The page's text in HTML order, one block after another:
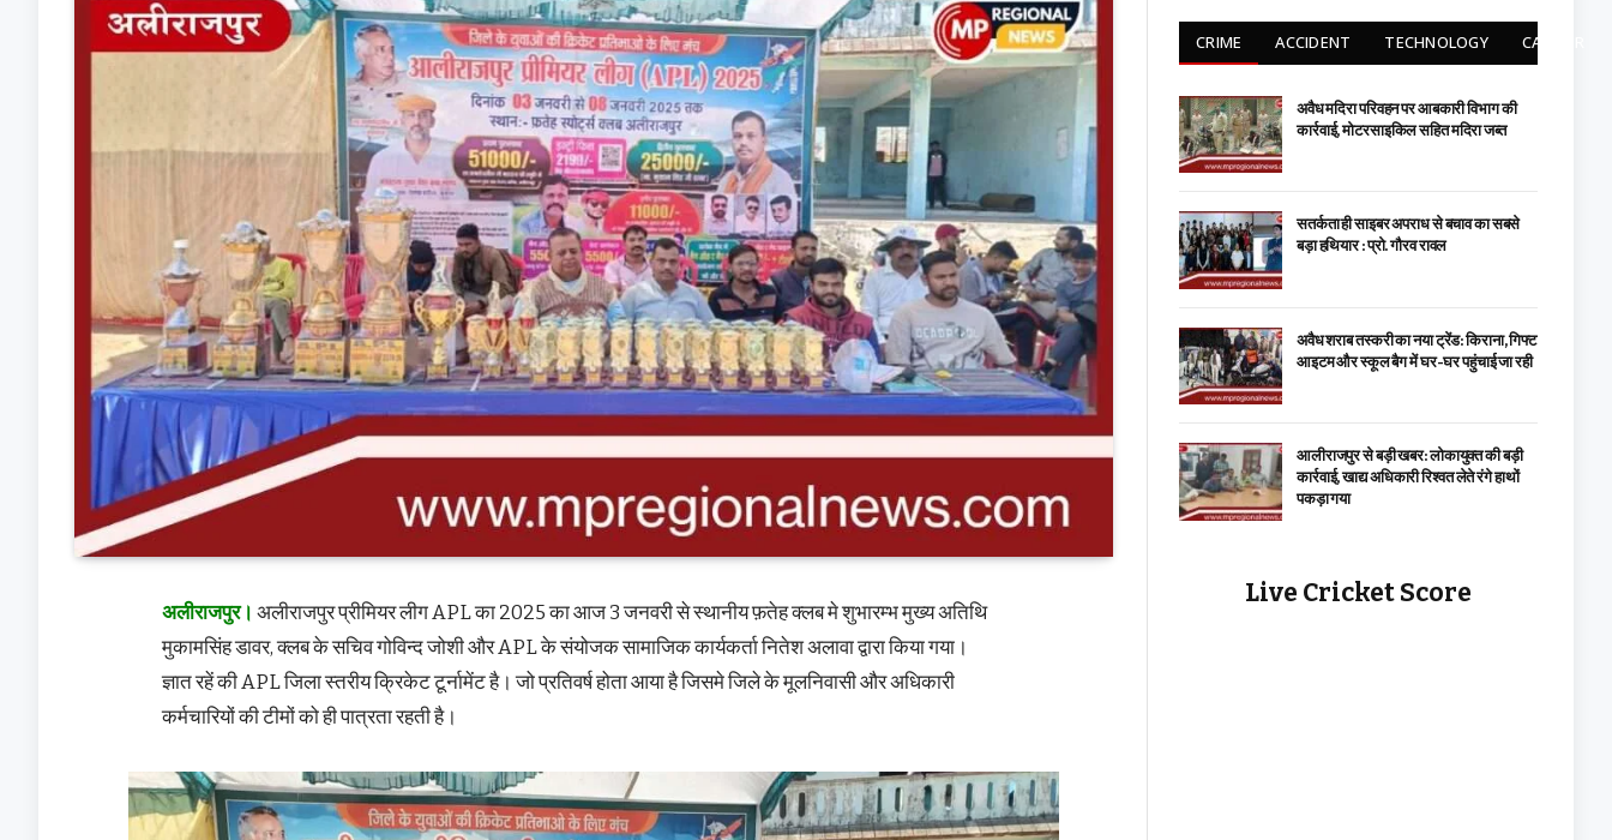
अलीराजपुर। अलीराजपुर प्रीमियर लीग APL का 2025 का आज 3 जनवरी से स्थानीय फ़तेह क्लब मे शुभारम्भ मुख्य अतिथि
मुकामसिंह डावर, क्लब के सचिव गोविन्द जोशी और APL के संयोजक सामाजिक कार्यकर्ता नितेश अलावा द्वारा किया गया।
ज्ञात रहें की APL जिला स्तरीय क्रिकेट टूर्नामेंट है। जो प्रतिवर्ष होता आया है जिसमे जिले के मूलनिवासी और अधिकारी
कर्मचारियों की टीमों को ही पात्रता रहती है।
CRIME ACCIDENT TECHNOLOGY CARRIER
अवैध मदिरा परिवहन पर आबकारी विभाग की
कार्रवाई, मोटरसाइकिल सहित मदिरा जब्त
सतर्कता ही साइबर अपराध से बचाव का सबसे
बड़ा हथियार : प्रो. गौरव रावल
अवैध शराब तस्करी का नया ट्रेंड: किराना, गिफ्ट
आइटम और स्कूल बैग में घर-घर पहुंचाई जा रही
आलीराजपुर से बड़ी खबर: लोकायुक्त की बड़ी
कार्रवाई, खाद्य अधिकारी रिश्वत लेते रंगे हाथों
पकड़ा गया
Live Cricket Score